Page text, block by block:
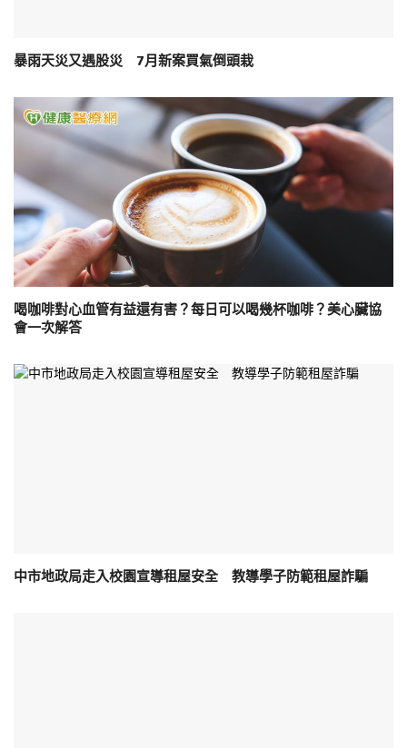
暴雨天災又遇股災 7月新案買氣倒頭栽
喝咖啡對心血管有益還有害？每日可以喝幾杯咖啡？美心臟協
會一次解答
中市地政局走入校園宣導租屋安全 教導學子防範租屋詐騙